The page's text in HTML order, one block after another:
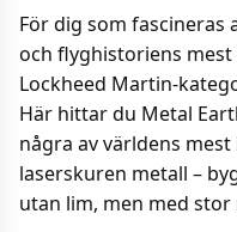
För dig som fascineras
och flyghistoriens
Lockheed Martin-
Här hittar du Metal
några av världens
laserskuren metall –
utan lim, men med